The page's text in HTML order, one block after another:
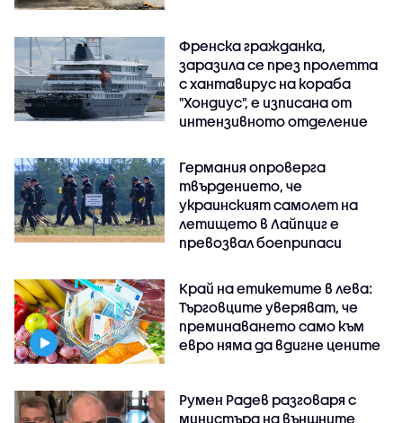
Френска гражданка,
заразила се през пролетта
с хантавирус на кораба
"Хондиус", е изписана от
интензивното отделение
Германия опроверга
твърдението, че
украинският самолет на
летището в Лайпциг е
превозвал боеприпаси
Край на етикетите в лева:
Търговците уверяват, че
преминаването само към
евро няма да вдигне цените
Румен Радев разговаря с
министъра на външните